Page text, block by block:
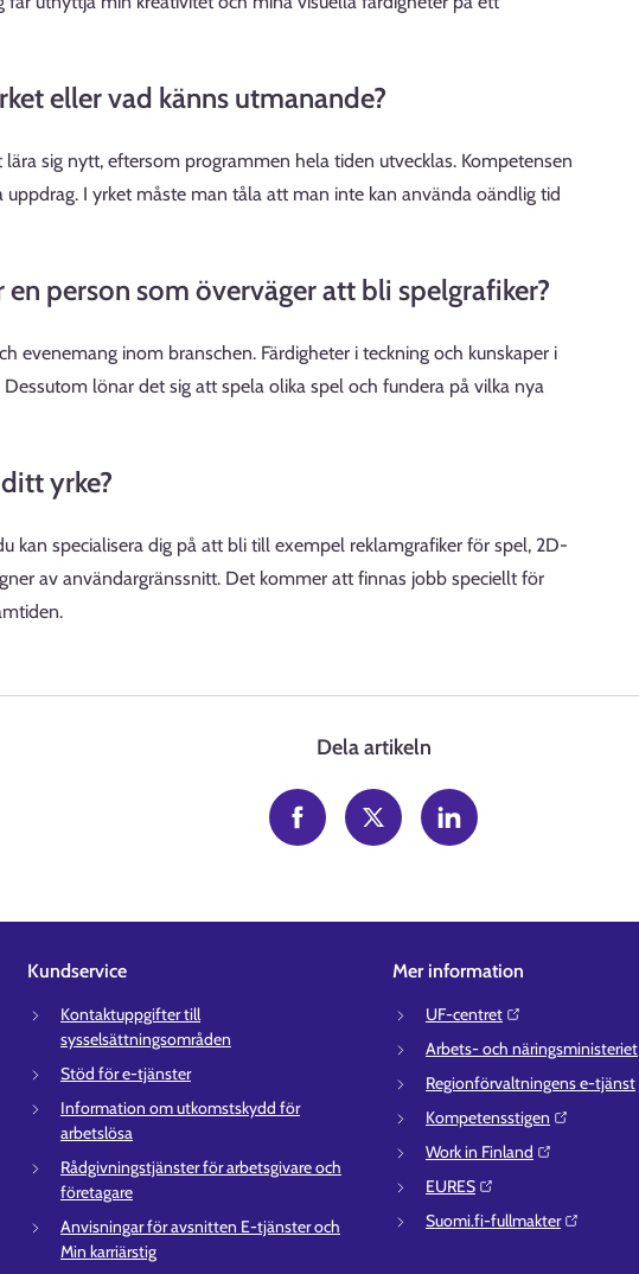
eller vad känns utmanande?
sig nytt, eftersom programmen hela tiden utvecklas. Kompetensen
I yrket måste man tåla att man inte kan använda oändlig tid
person som överväger att bli spelgrafiker?
evenemang inom branschen. Färdigheter i teckning och kunskaper i
lönar det sig att spela olika spel och fundera på vilka nya
yrke?
kan specialisera dig på att bli till exempel reklamgrafiker för spel, 2D-
av användargränssnitt. Det kommer att finnas jobb speciellt för
Dela artikeln
Kundservice
Kontaktuppgifter till
sysselsättningsområden
Stöd för e-tjänster
Information om utkomstskydd för
arbetslösa
Rådgivningstjänster för arbetsgivare och
företagare
Anvisningar för avsnitten E-tjänster och
Min karriärstig
Mer information
UF-centret⁠
Arbets- och näringsministeriet⁠
Regionförvaltningens e-tjänst⁠
Kompetensstigen⁠
Work in Finland⁠
EURES⁠
Suomi.fi-fullmakter⁠